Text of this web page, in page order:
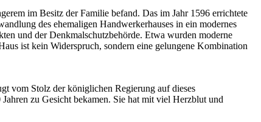
im Besitz der Familie befand. Das im Jahr 1596 errichtete
des ehemaligen Handwerkerhauses in ein modernes
und der Denkmalschutzbehörde. Etwa wurden moderne
ist kein Widerspruch, sondern eine gelungene Kombination
vom Stolz der königlichen Regierung auf dieses
zu Gesicht bekamen. Sie hat mit viel Herzblut und